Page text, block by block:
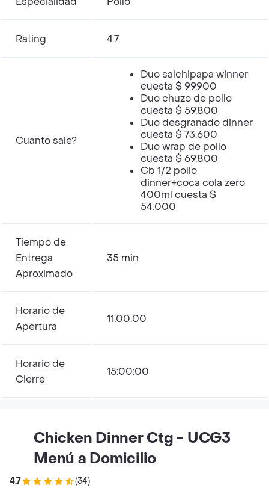
Rating 4.7
Cuanto sale?
Duo salchipapa winner
cuesta $ 99.900
Duo chuzo de pollo
cuesta $ 59.800
Duo desgranado dinner
cuesta $ 73.600
Duo wrap de pollo
cuesta $ 69.800
Cb 1/2 pollo
dinner+coca cola zero
400ml cuesta $
54.000
Tiempo de
Entrega
Aproximado
35 min
Horario de
Apertura
11:00:00
Horario de
Cierre
15:00:00
Chicken Dinner Ctg - UCG3
Menú a Domicilio
4.7
(34)